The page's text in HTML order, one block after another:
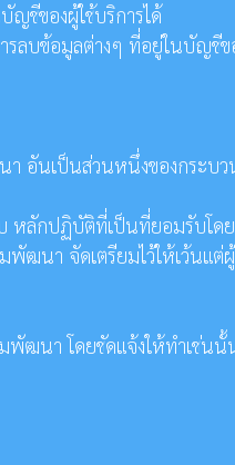
ญชีของผู้ใช้บริการได้
ลบข้อมูลต่างๆ ที่อยู่ในบัญชีข
า อันเป็นส่วนหนึ่งของกระบว
หลักปฏิบัติที่เป็นที่ยอมรับโด
พัฒนา จัดเตรียมไว้ให้เว้นแต่ผู้
พัฒนา โดยชัดแจ้งให้ทำเช่นนั้